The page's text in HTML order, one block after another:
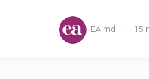
EA.md 15